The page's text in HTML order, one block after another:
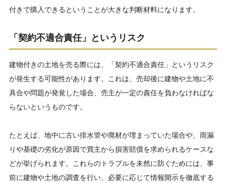
付きで購入できるということが大きな判断材料になります。
「契約不適合責任」というリスク
建物付きの土地を売る際には、「契約不適合責任」というリスク
が発生する可能性があります。これは、売却後に建物や土地に不
具合や問題が発覚した場合、売主が一定の責任を負わなければな
らないというものです。
たとえば、地中に古い排水管や廃材が埋まっていた場合や、雨漏
りや基礎の劣化が原因で買主から損害賠償を求められるケースな
どが挙げられます。これらのトラブルを未然に防ぐためには、事
前に建物や土地の調査を行い、必要に応じて情報開示を徹底する